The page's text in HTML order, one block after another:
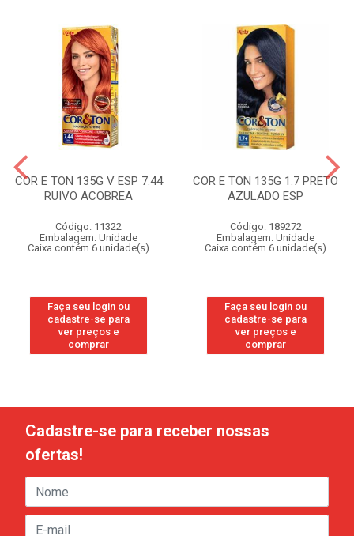
COR E TON 135G V ESP 7.44
RUIVO ACOBREA
Código: 11322
Embalagem: Unidade
Caixa contém 6 unidade(s)
Faça seu login ou
cadastre-se para
ver preços e
comprar
COR E TON 135G 1.7 PRETO
AZULADO ESP
Código: 189272
Embalagem: Unidade
Caixa contém 6 unidade(s)
Faça seu login ou
cadastre-se para
ver preços e
comprar
Cadastre-se para receber nossas
ofertas!